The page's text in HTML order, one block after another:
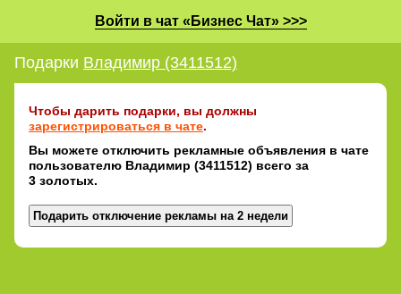
Войти в чат «Бизнес Чат» >>>
Подарки Владимир (3411512)
Чтобы дарить подарки, вы должны
зарегистрироваться в чате.
Вы можете отключить рекламные объявления в чате
пользователю Владимир (3411512) всего за
3 золотых.